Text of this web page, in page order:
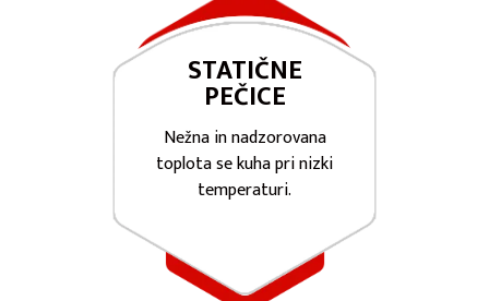
STATIČNE
PEČICE
Nežna in nadzorovana
toplota se kuha pri nizki
temperaturi.